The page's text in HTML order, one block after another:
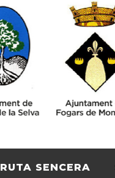
RUTA SENCERA